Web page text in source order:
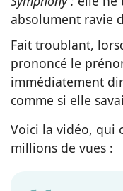
absolument ravie
Fait troublant,
prononcé le
immédiatement
comme si elle
Voici la vidéo, qui
millions de vues :